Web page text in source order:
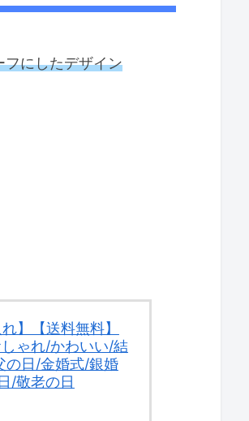
フにしたデザイン
】【送料無料】
ゃれ/かわいい/結
の日/金婚式/銀婚
/敬老の日